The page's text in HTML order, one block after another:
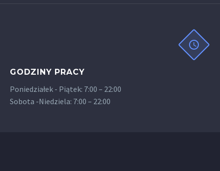
GODZINY PRACY
Poniedziałek - Piątek: 7:00 – 22:00
Sobota -Niedziela: 7:00 – 22:00